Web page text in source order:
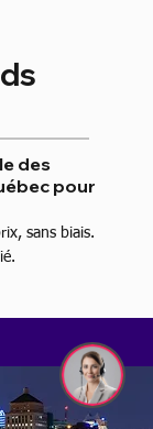
des
pour
sans biais.